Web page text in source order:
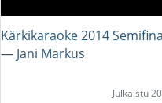
Kärkikaraoke 2014
― Jani Markus
Julkaistu